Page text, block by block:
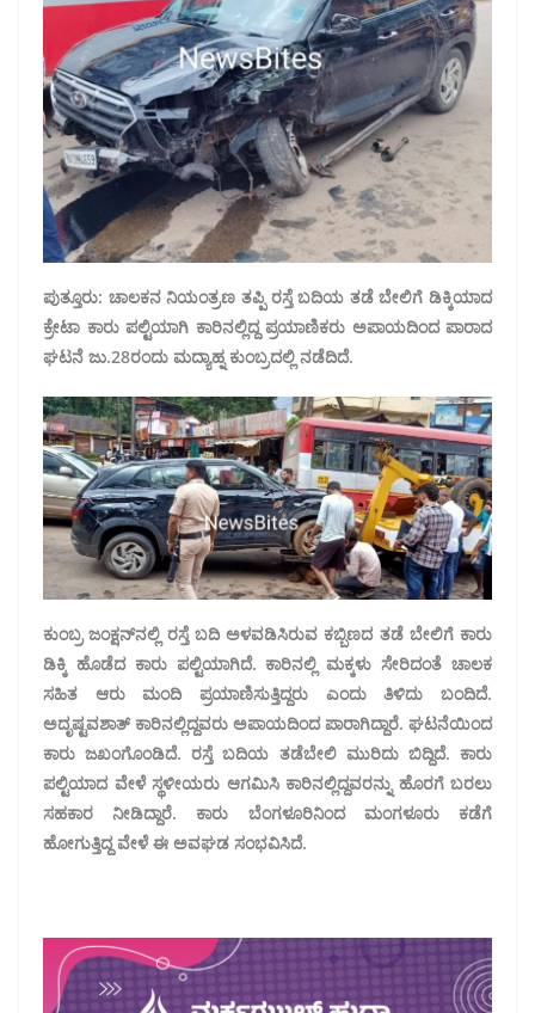
ಪುತ್ತೂರು: ಚಾಲಕನ ನಿಯಂತ್ರಣ ತಪ್ಪಿ ರಸ್ತೆ ಬದಿಯ ತಡೆ ಬೇಲಿಗೆ ಡಿಕ್ಕಿಯಾದ
ಕ್ರೇಟಾ ಕಾರು ಪಲ್ಟಿಯಾಗಿ ಕಾರಿನಲ್ಲಿದ್ದ ಪ್ರಯಾಣಿಕರು ಅಪಾಯದಿಂದ ಪಾರಾದ
ಘಟನೆ ಜು.28ರಂದು ಮದ್ಯಾಹ್ನ ಕುಂಬ್ರದಲ್ಲಿ ನಡೆದಿದೆ.
ಕುಂಬ್ರ ಜಂಕ್ಷನ್‌ನಲ್ಲಿ ರಸ್ತೆ ಬದಿ ಅಳವಡಿಸಿರುವ ಕಬ್ಬಿಣದ ತಡೆ ಬೇಲಿಗೆ ಕಾರು
ಡಿಕ್ಕಿ ಹೊಡೆದ ಕಾರು ಪಲ್ಟಿಯಾಗಿದೆ. ಕಾರಿನಲ್ಲಿ ಮಕ್ಕಳು ಸೇರಿದಂತೆ ಚಾಲಕ
ಸಹಿತ ಆರು ಮಂದಿ ಪ್ರಯಾಣಿಸುತ್ತಿದ್ದರು ಎಂದು ತಿಳಿದು ಬಂದಿದೆ.
ಅದೃಷ್ಟವಶಾತ್ ಕಾರಿನಲ್ಲಿದ್ದವರು ಅಪಾಯದಿಂದ ಪಾರಾಗಿದ್ದಾರೆ. ಘಟನೆಯಿಂದ
ಕಾರು ಜಖಂಗೊಂಡಿದೆ. ರಸ್ತೆ ಬದಿಯ ತಡೆಬೇಲಿ ಮುರಿದು ಬಿದ್ದಿದೆ. ಕಾರು
ಪಲ್ಟಿಯಾದ ವೇಳೆ ಸ್ಥಳೀಯರು ಆಗಮಿಸಿ ಕಾರಿನಲ್ಲಿದ್ದವರನ್ನು ಹೊರಗೆ ಬರಲು
ಸಹಕಾರ ನೀಡಿದ್ದಾರೆ. ಕಾರು ಬೆಂಗಳೂರಿನಿಂದ ಮಂಗಳೂರು ಕಡೆಗೆ
ಹೋಗುತ್ತಿದ್ದ ವೇಳೆ ಈ ಅವಘಡ ಸಂಭವಿಸಿದೆ.